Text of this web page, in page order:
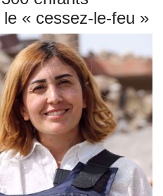
« cessez-le-feu »